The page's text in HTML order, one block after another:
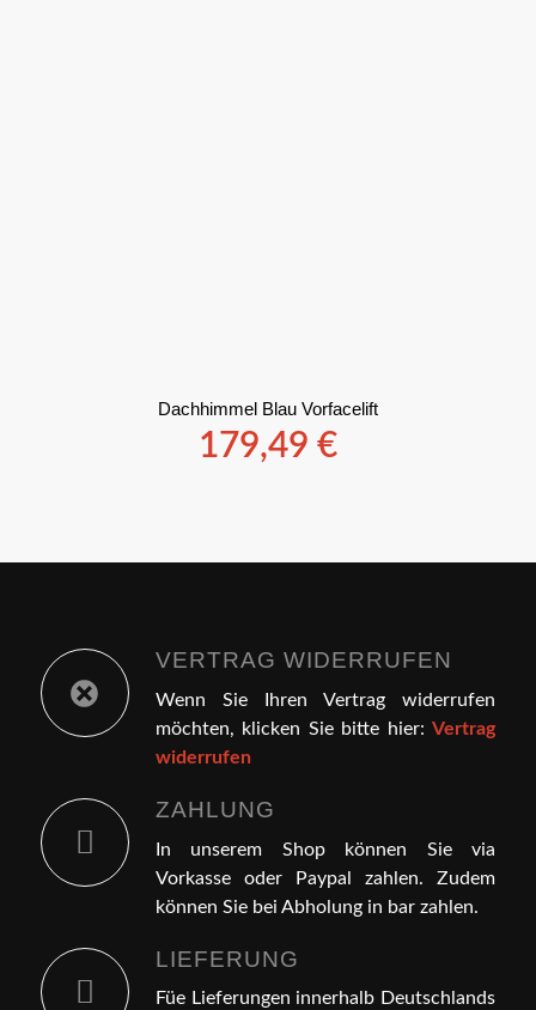
Dachhimmel Blau Vorfacelift
179,49 €
VERTRAG WIDERRUFEN
Wenn Sie Ihren Vertrag widerrufen
möchten, klicken Sie bitte hier:Vertrag
widerrufen
ZAHLUNG
In unserem Shop können Sie via
Vorkasse oder Paypal zahlen. Zudem
können Sie bei Abholung in bar zahlen.
LIEFERUNG
Füe Lieferungen innerhalb Deutschlands